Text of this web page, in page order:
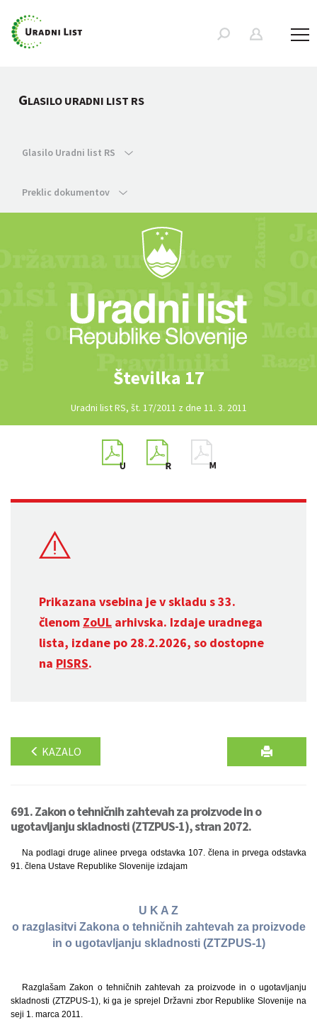
GLASILO URADNI LIST RS
Glasilo Uradni list RS
Preklic dokumentov
Številka 17
Uradni list RS, št. 17/2011 z dne 11. 3. 2011
Prikazana vsebina je v skladu s 33.
členom ZoUL arhivska. Izdaje uradnega
lista, izdane po 28.2.2026, so dostopne
na PISRS.
KAZALO
691. Zakon o tehničnih zahtevah za proizvode in o
ugotavljanju skladnosti (ZTZPUS-1), stran 2072.
Na podlagi druge alinee prvega odstavka 107. člena in prvega odstavka
91. člena Ustave Republike Slovenije izdajam
U K A Z
o razglasitvi Zakona o tehničnih zahtevah za proizvode
in o ugotavljanju skladnosti (ZTZPUS-1)
Razglašam Zakon o tehničnih zahtevah za proizvode in o ugotavljanju
skladnosti (ZTZPUS-1), ki ga je sprejel Državni zbor Republike Slovenije na
seji 1. marca 2011.